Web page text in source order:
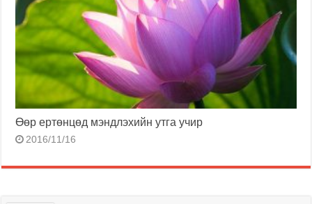
Өөр ертөнцөд мэндлэхийн утга учир
2016/11/16